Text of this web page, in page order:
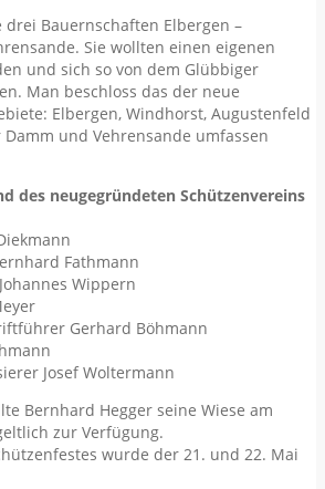
Bauernschaften Elbergen –
Sie wollten einen eigenen
und sich so von dem Glübbiger
Man beschloss das der neue
Elbergen, Windhorst, Augustenfeld
und Vehrensande umfassen
des neugegründeten Schützenvereins
Fathmann
Wippern
Gerhard Böhmann
Josef Woltermann
Bernhard Hegger seine Wiese am
zur Verfügung.
wurde der 21. und 22. Mai